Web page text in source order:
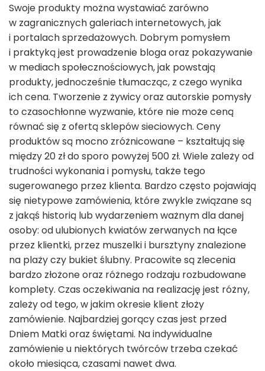
Swoje produkty można wystawiać zarówno
w zagranicznych galeriach internetowych, jak
i portalach sprzedażowych. Dobrym pomysłem
i praktyką jest prowadzenie bloga oraz pokazywanie
w mediach społecznościowych, jak powstają
produkty, jednocześnie tłumacząc, z czego wynika
ich cena. Tworzenie z żywicy oraz autorskie pomysły
to czasochłonne wyzwanie, które nie może ceną
równać się z ofertą sklepów sieciowych. Ceny
produktów są mocno zróżnicowane – kształtują się
między 20 zł do sporo powyżej 500 zł. Wiele zależy od
trudności wykonania i pomysłu, także tego
sugerowanego przez klienta. Bardzo często pojawiają
się nietypowe zamówienia, które zwykle związane są
z jakąś historią lub wydarzeniem ważnym dla danej
osoby: od ulubionych kwiatów zerwanych na łące
przez klientki, przez muszelki i bursztyny znalezione
na plaży czy bukiet ślubny. Pracowite są zlecenia
bardzo złożone oraz różnego rodzaju rozbudowane
komplety. Czas oczekiwania na realizację jest różny,
zależy od tego, w jakim okresie klient złoży
zamówienie. Najbardziej gorący czas jest przed
Dniem Matki oraz świętami. Na indywidualne
zamówienie u niektórych twórców trzeba czekać
około miesiąca, czasami nawet dwa.